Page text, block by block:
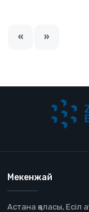
« »
Мекенжай
Астана қаласы, Есіл